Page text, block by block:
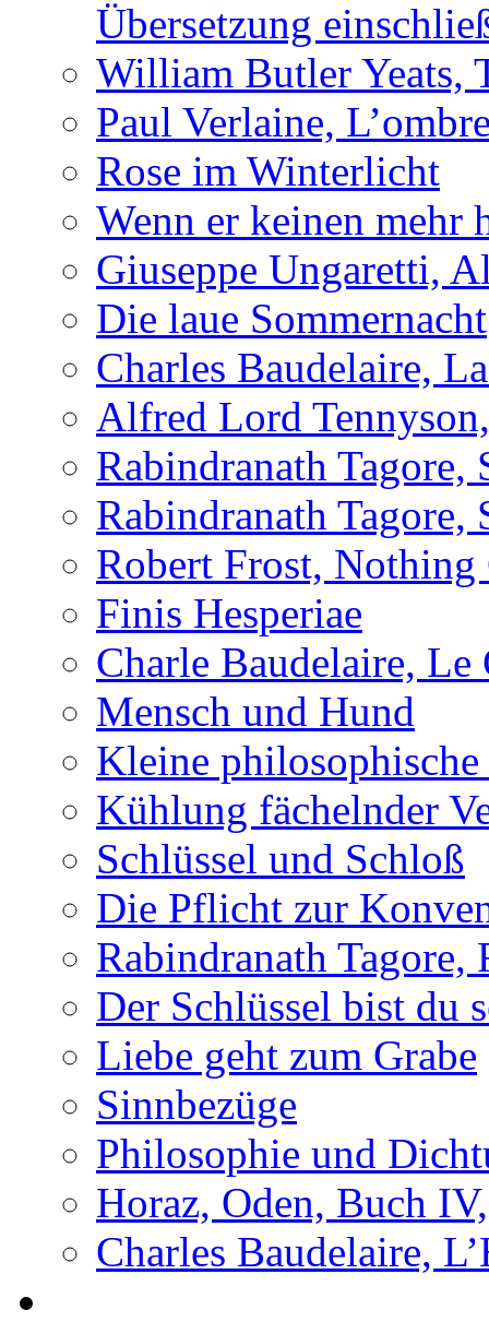
Übersetzung
William Butler Yeats,
Paul Verlaine,
Rose im Winterlicht
Wenn er keinen mehr
Giuseppe Ungaretti,
Die laue Sommernacht
Charles Baudelaire,
Alfred Lord
Rabindranath
Rabindranath
Robert Frost, Nothing
Finis Hesperiae
Charle Baudelaire,
Mensch und Hund
Kleine
Kühlung fächelnder
Schlüssel und Schloß
Die Pflicht zur
Rabindranath Tagore,
Der Schlüssel bist du
Liebe geht zum Grabe
Sinnbezüge
Philosophie und
Horaz, Oden, Buch
Charles Baudelaire,